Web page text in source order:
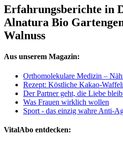
Erfahrungsberichte in
Alnatura Bio
Walnuss
Aus unserem Magazin:
Orthomolekulare Medizin –
Rezept: Köstliche Kakao-
Der Partner geht, die Liebe
Was Frauen wirklich wollen
Sport - das einzig wahre Anti-
VitalAbo entdecken: